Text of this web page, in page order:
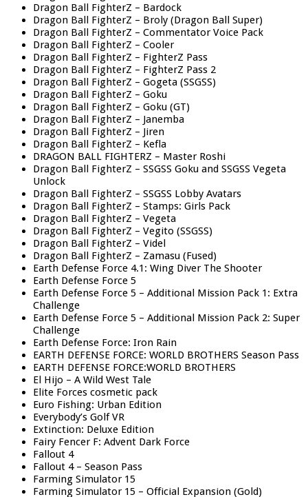
Dragon Ball FighterZ – Bardock
Dragon Ball FighterZ – Broly (Dragon Ball Super)
Dragon Ball FighterZ – Commentator Voice Pack
Dragon Ball FighterZ – Cooler
Dragon Ball FighterZ – FighterZ Pass
Dragon Ball FighterZ – FighterZ Pass 2
Dragon Ball FighterZ – Gogeta (SSGSS)
Dragon Ball FighterZ – Goku
Dragon Ball FighterZ – Goku (GT)
Dragon Ball FighterZ – Janemba
Dragon Ball FighterZ – Jiren
Dragon Ball FighterZ – Kefla
DRAGON BALL FIGHTERZ – Master Roshi
Dragon Ball FighterZ – SSGSS Goku and SSGSS Vegeta
Unlock
Dragon Ball FighterZ – SSGSS Lobby Avatars
Dragon Ball FighterZ – Stamps: Girls Pack
Dragon Ball FighterZ – Vegeta
Dragon Ball FighterZ – Vegito (SSGSS)
Dragon Ball FighterZ – Videl
Dragon Ball FighterZ – Zamasu (Fused)
Earth Defense Force 4.1: Wing Diver The Shooter
Earth Defense Force 5
Earth Defense Force 5 – Additional Mission Pack 1: Extra
Challenge
Earth Defense Force 5 – Additional Mission Pack 2: Super
Challenge
Earth Defense Force: Iron Rain
EARTH DEFENSE FORCE: WORLD BROTHERS Season Pass
EARTH DEFENSE FORCE:WORLD BROTHERS
El Hijo – A Wild West Tale
Elite Forces cosmetic pack
Euro Fishing: Urban Edition
Everybody’s Golf VR
Extinction: Deluxe Edition
Fairy Fencer F: Advent Dark Force
Fallout 4
Fallout 4 – Season Pass
Farming Simulator 15
Farming Simulator 15 – Official Expansion (Gold)